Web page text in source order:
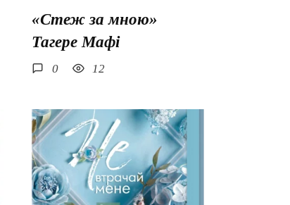
«Стеж за мною»
Тагере Мафі
0 12